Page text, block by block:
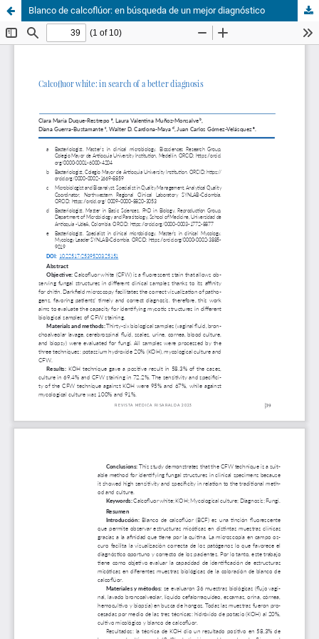
Blanco de calcoflúor: en búsqueda de un mejor diagnóstico